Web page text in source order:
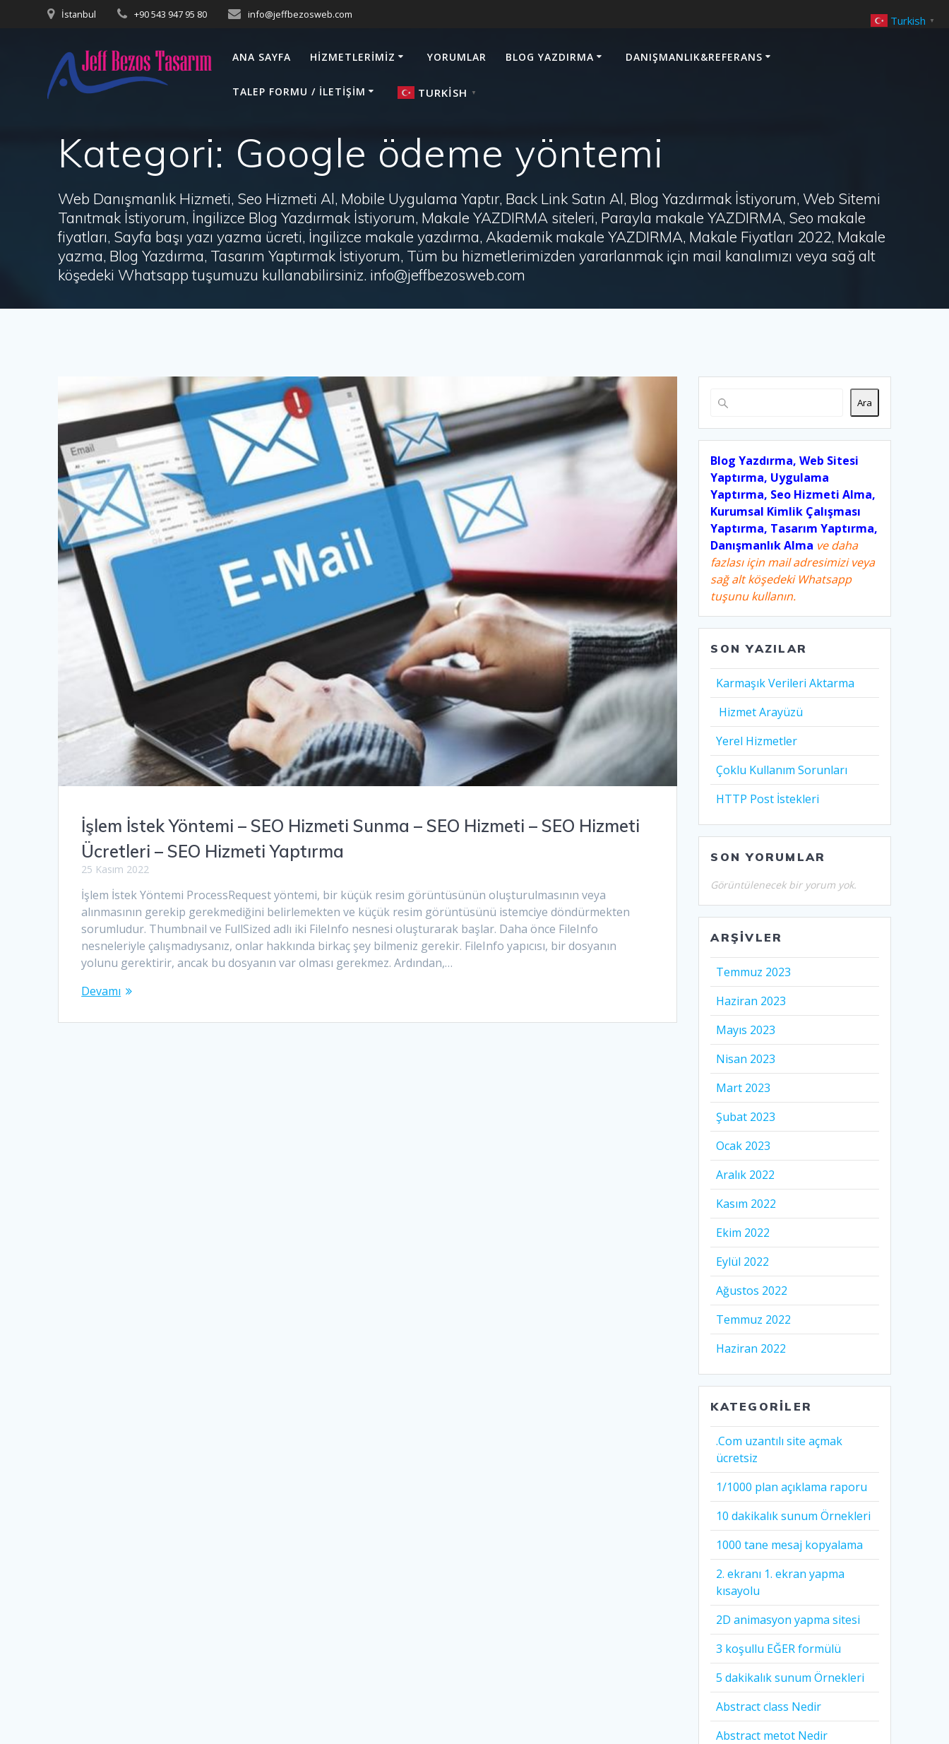
İstanbul +90 543 947 95 80 info@jeffbezosweb.com
ANA SAYFA HIZMETLERIMIZ YORUMLAR BLOG YAZDIRMA DANIŞMANLIK&REFERANS
TALEP FORMU / İLETIŞIM TURKISH ▼
Kategori: Google ödeme yöntemi
Web Danışmanlık Hizmeti, Seo Hizmeti Al, Mobile Uygulama Yaptır, Back Link Satın Al, Blog Yazdırmak İstiyorum, Web Sitemi
Tanıtmak İstiyorum, İngilizce Blog Yazdırmak İstiyorum, Makale YAZDIRMA siteleri, Parayla makale YAZDIRMA, Seo makale
fiyatları, Sayfa başı yazı yazma ücreti, İngilizce makale yazdırma, Akademik makale YAZDIRMA, Makale Fiyatları 2022, Makale
yazma, Blog Yazdırma, Tasarım Yaptırmak İstiyorum, Tüm bu hizmetlerimizden yararlanmak için mail kanalımızı veya sağ alt
köşedeki Whatsapp tuşumuzu kullanabilirsiniz. info@jeffbezosweb.com
İşlem İstek Yöntemi – SEO Hizmeti Sunma – SEO Hizmeti – SEO Hizmeti
Ücretleri – SEO Hizmeti Yaptırma
25 Kasım 2022
İşlem İstek Yöntemi ProcessRequest yöntemi, bir küçük resim görüntüsünün oluşturulmasının veya
alınmasının gerekip gerekmediğini belirlemekten ve küçük resim görüntüsünü istemciye döndürmekten
sorumludur. Thumbnail ve FullSized adlı iki FileInfo nesnesi oluşturarak başlar. Daha önce FileInfo
nesneleriyle çalışmadıysanız, onlar hakkında birkaç şey bilmeniz gerekir. FileInfo yapıcısı, bir dosyanın
yolunu gerektirir, ancak bu dosyanın var olması gerekmez. Ardından,…
Devamı
Ara
Blog Yazdırma, Web Sitesi
Yaptırma, Uygulama
Yaptırma, Seo Hizmeti Alma,
Kurumsal Kimlik Çalışması
Yaptırma, Tasarım Yaptırma,
Danışmanlık Alma ve daha
fazlası için mail adresimizi veya
sağ alt köşedeki Whatsapp
tuşunu kullanın.
SON YAZILAR
Karmaşık Verileri Aktarma
Hizmet Arayüzü
Yerel Hizmetler
Çoklu Kullanım Sorunları
HTTP Post İstekleri
SON YORUMLAR
Görüntülenecek bir yorum yok.
ARŞIVLER
Temmuz 2023
Haziran 2023
Mayıs 2023
Nisan 2023
Mart 2023
Şubat 2023
Ocak 2023
Aralık 2022
Kasım 2022
Ekim 2022
Eylül 2022
Ağustos 2022
Temmuz 2022
Haziran 2022
KATEGORILER
.Com uzantılı site açmak
ücretsiz
1/1000 plan açıklama raporu
10 dakikalık sunum Örnekleri
1000 tane mesaj kopyalama
2. ekranı 1. ekran yapma
kısayolu
2D animasyon yapma sitesi
3 koşullu EĞER formülü
5 dakikalık sunum Örnekleri
Abstract class Nedir
Abstract metot Nedir
Turkish ▼